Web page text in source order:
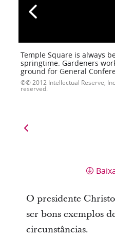
Temple Square is always
springtime. Gardeners
ground for General
© 2012 Intellectual Reserve,
reserved.
O presidente
ser bons exemplos
circunstâncias.